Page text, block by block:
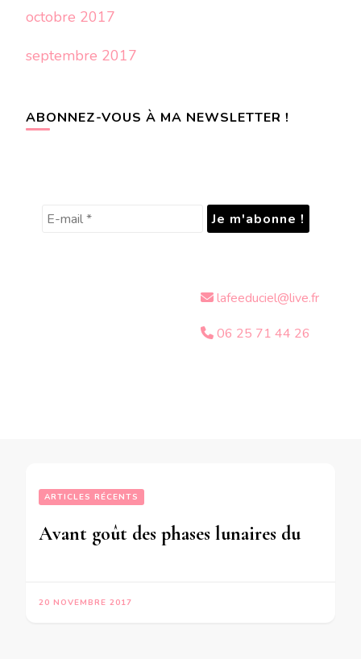
octobre 2017
septembre 2017
ABONNEZ-VOUS À MA NEWSLETTER !
lafeeduciel@live.fr
06 25 71 44 26
ARTICLES RÉCENTS
20 NOVEMBRE 2017